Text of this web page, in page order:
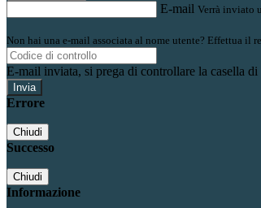
E-mail Verrà inviato
Non hai una e-mail associata al nome utente? Effettua il
E-mail inviata, si prega di controllare la casella di
Errore
Chiudi
Successo
Chiudi
Informazione